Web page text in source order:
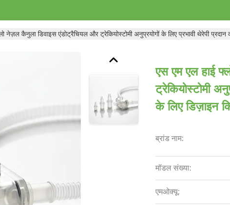
नेज़ल कैनुला डिवाइस एंडोट्रैचियल और ट्रेकियोस्टोमी अनुप्रयोगों के लिए प्रभावी थेरेपी
एस एम एल हाई
ट्रेकियोस्टोमी
के लिए डिज़ाइन
ब्रांड नाम:
मॉडल संख्या:
एमओक्यू: